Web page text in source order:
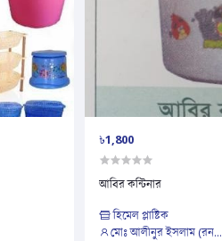
৳1,800
আবির কন্টিনার
হিমেল প্লাষ্টিক
মোঃ আলীনুর ইসলাম (রন...